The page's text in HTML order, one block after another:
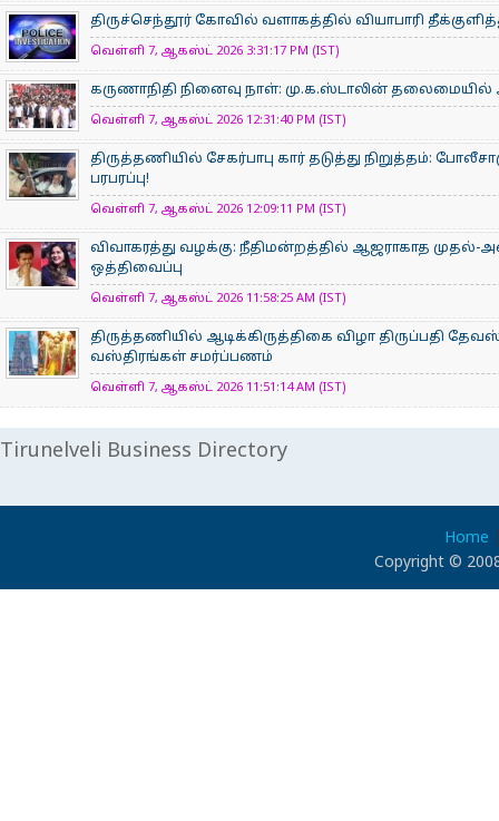
திருச்செந்தூர் கோவில் வளாகத்தில் வியாபாரி
வெள்ளி 7, ஆகஸ்ட் 2026 3:31:17 PM (IST)
கருணாநிதி நினைவு நாள்: மு.க.ஸ்டாலின்
வெள்ளி 7, ஆகஸ்ட் 2026 12:31:40 PM (IST)
திருத்தணியில் சேகர்பாபு கார் தடுத்து நிறுத்தம்:
பரபரப்பு!
வெள்ளி 7, ஆகஸ்ட் 2026 12:09:11 PM (IST)
விவாகரத்து வழக்கு: நீதிமன்றத்தில் ஆஜராகாத முதல்-
ஒத்திவைப்பு
வெள்ளி 7, ஆகஸ்ட் 2026 11:58:25 AM (IST)
திருத்தணியில் ஆடிக்கிருத்திகை விழா திருப்பதி
வஸ்திரங்கள் சமர்ப்பணம்
வெள்ளி 7, ஆகஸ்ட் 2026 11:51:14 AM (IST)
Tirunelveli Business Directory
Home
Copyright ©